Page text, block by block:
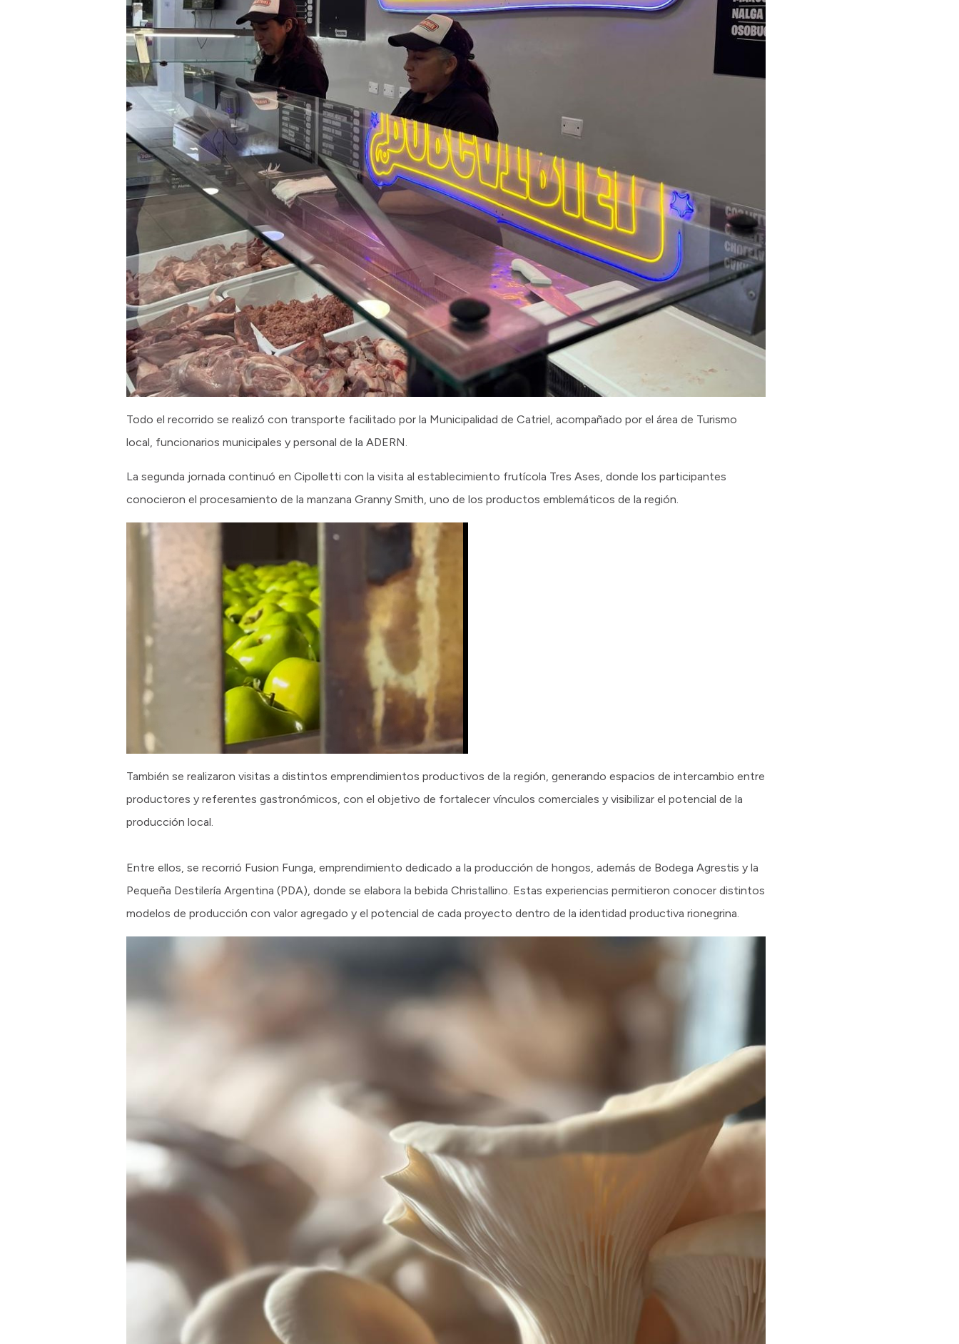
Todo el recorrido se realizó con transporte facilitado por la Municipalidad de Catriel, acompañado por el área de Turismo
local, funcionarios municipales y personal de la ADERN.
La segunda jornada continuó en Cipolletti con la visita al establecimiento frutícola Tres Ases, donde los participantes
conocieron el procesamiento de la manzana Granny Smith, uno de los productos emblemáticos de la región.
También se realizaron visitas a distintos emprendimientos productivos de la región, generando espacios de intercambio entre
productores y referentes gastronómicos, con el objetivo de fortalecer vínculos comerciales y visibilizar el potencial de la
producción local.
Entre ellos, se recorrió Fusion Funga, emprendimiento dedicado a la producción de hongos, además de Bodega Agrestis y la
Pequeña Destilería Argentina (PDA), donde se elabora la bebida Christallino. Estas experiencias permitieron conocer distintos
modelos de producción con valor agregado y el potencial de cada proyecto dentro de la identidad productiva rionegrina.